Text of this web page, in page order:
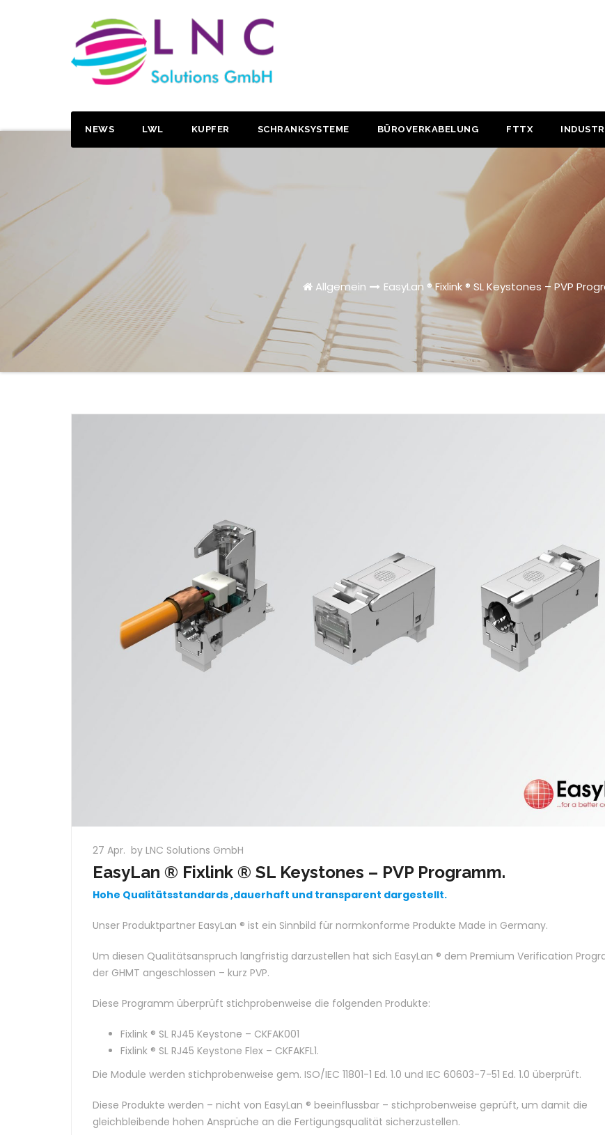
NEWS LWL KUPFER SCHRANKSYSTEME BÜROVERKABELUNG FTTX
Allgemein EasyLan ® Fixlink ® SL Keystones – PVP
27 Apr. by LNC Solutions GmbH
EasyLan ® Fixlink ® SL Keystones – PVP Programm.
Hohe Qualitätsstandards ,dauerhaft und transparent dargestellt.
Unser Produktpartner EasyLan ® ist ein Sinnbild für normkonforme Produkte Made in Germany.
Um diesen Qualitätsanspruch langfristig darzustellen hat sich EasyLan ® dem Premium Verification
der GHMT angeschlossen – kurz PVP.
Diese Programm überprüft stichprobenweise die folgenden Produkte:
Fixlink ® SL RJ45 Keystone – CKFAK001
Fixlink ® SL RJ45 Keystone Flex – CKFAKFL1.
Die Module werden stichprobenweise gem. ISO/IEC 11801-1 Ed. 1.0 und IEC 60603-7-51 Ed. 1.0 überprüft.
Diese Produkte werden – nicht von EasyLan ® beeinflussbar – stichprobenweise geprüft, um damit die
gleichbleibende hohen Ansprüche an die Fertigungsqualität sicherzustellen.